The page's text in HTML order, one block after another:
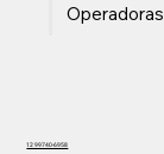
Operadoras
12 99740-6958